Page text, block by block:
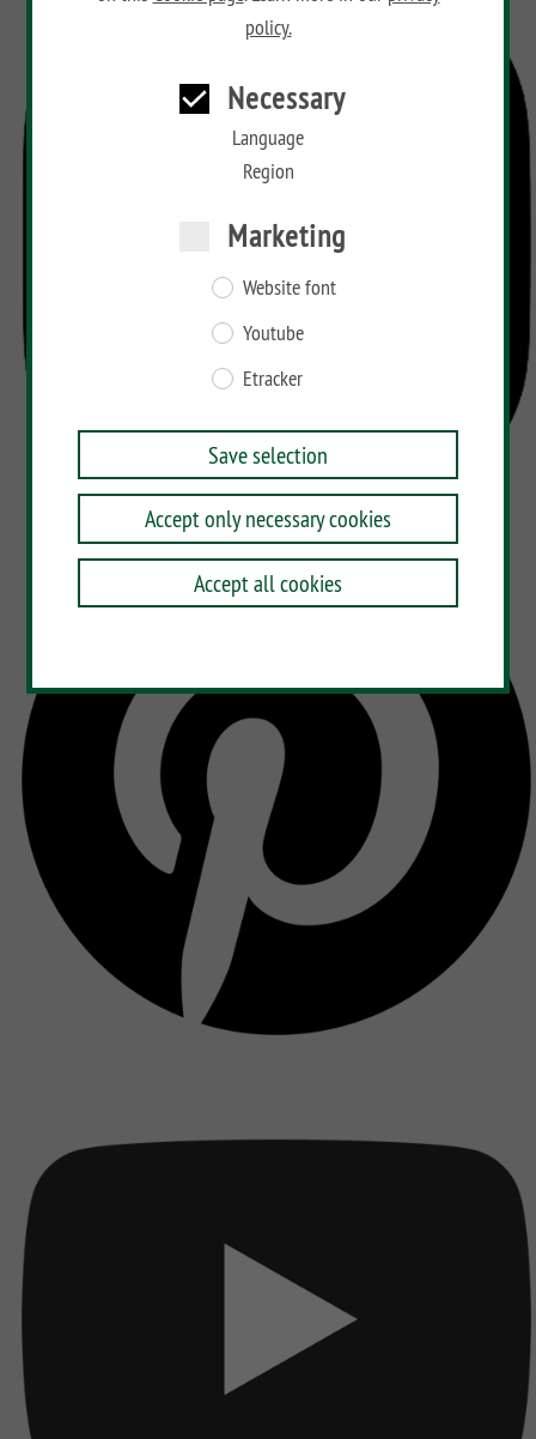
policy.
Necessary
Language
Region
Marketing
Website font
Youtube
Etracker
Save selection
Accept only necessary cookies
Accept all cookies